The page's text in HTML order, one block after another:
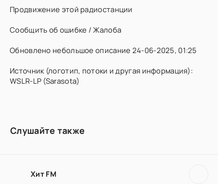
Продвижение этой радиостанции
Сообщить об ошибке / Жалоба
Обновлено небольшое описание 24-06-2025, 01:25
Источник (логотип, потоки и другая информация):
WSLR-LP (Sarasota)
Слушайте также
Хит FM